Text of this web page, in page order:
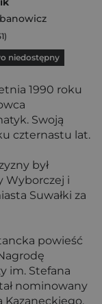
niedostępny
1990 roku
Swoją
czternastu lat.
był
Wyborczej i
Suwałki za
powieść
im. Stefana
nominowany
Kazaneckiego.